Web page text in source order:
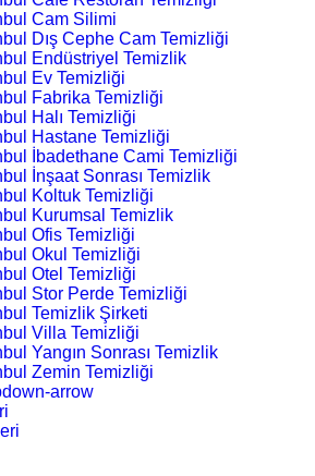
Cam Silimi
Dış Cephe Cam Temizliği
Endüstriyel Temizlik
Ev Temizliği
Fabrika Temizliği
Halı Temizliği
Hastane Temizliği
İbadethane Cami Temizliği
İnşaat Sonrası Temizlik
Koltuk Temizliği
Kurumsal Temizlik
Ofis Temizliği
Okul Temizliği
Otel Temizliği
Stor Perde Temizliği
Temizlik Şirketi
Villa Temizliği
Yangın Sonrası Temizlik
Zemin Temizliği